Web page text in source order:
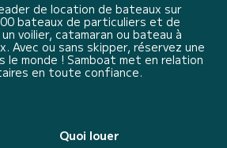
de location de bateaux sur
bateaux de particuliers et de
voilier, catamaran ou bateau à
Avec ou sans skipper, réservez une
le monde ! Samboat met en relation
en toute confiance.
Quoi louer